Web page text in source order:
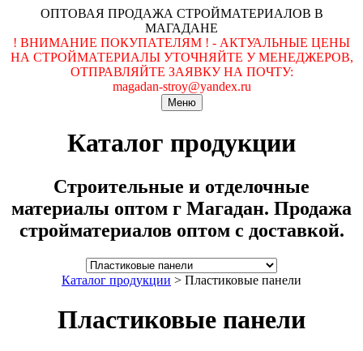
ОПТОВАЯ ПРОДАЖА СТРОЙМАТЕРИАЛОВ В
МАГАДАНЕ
! ВНИМАНИЕ ПОКУПАТЕЛЯМ ! - АКТУАЛЬНЫЕ ЦЕНЫ
НА СТРОЙМАТЕРИАЛЫ УТОЧНЯЙТЕ У МЕНЕДЖЕРОВ,
ОТПРАВЛЯЙТЕ ЗАЯВКУ НА ПОЧТУ:
magadan-stroy@yandex.ru
Меню
Каталог продукции
Строительные и отделочные
материалы оптом г Магадан. Продажа
стройматериалов оптом с доставкой.
Каталог продукции > Пластиковые панели
Пластиковые панели